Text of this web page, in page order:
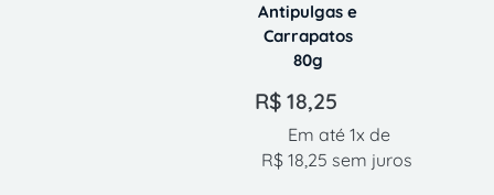
Antipulgas e
Carrapatos
80g
R$ 18,25
Em até 1x de
R$ 18,25 sem juros